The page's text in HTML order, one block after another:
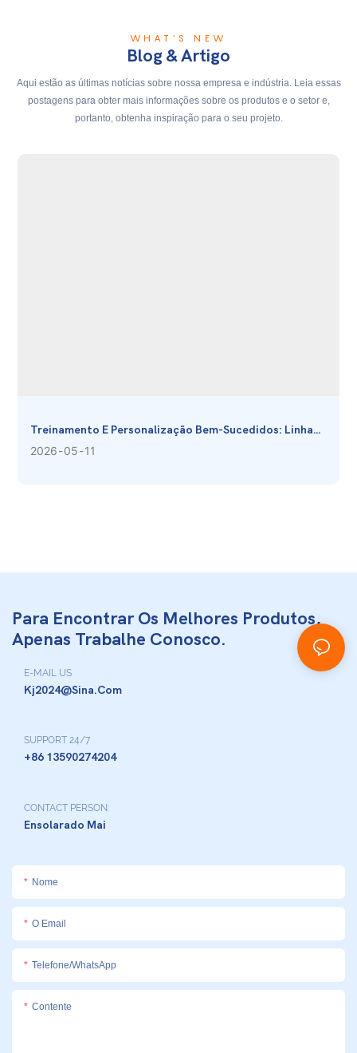
WHAT’S NEW
Blog & Artigo
Aqui estão as últimas notícias sobre nossa empresa e indústria. Leia essas
postagens para obter mais informações sobre os produtos e o setor e,
portanto, obtenha inspiração para o seu projeto.
Treinamento E Personalização Bem-Sucedidos: Linha
De Produção Avançada De Gaze Hemostática
2026 05 11
Para Encontrar Os Melhores Produtos,
Apenas Trabalhe Conosco.
E-MAIL US
Kj2024@sina.com
SUPPORT 24/7
+86 13590274204
CONTACT PERSON:
Ensolarado Mai
Nome
O Email
Telefone/whatsApp
Contente